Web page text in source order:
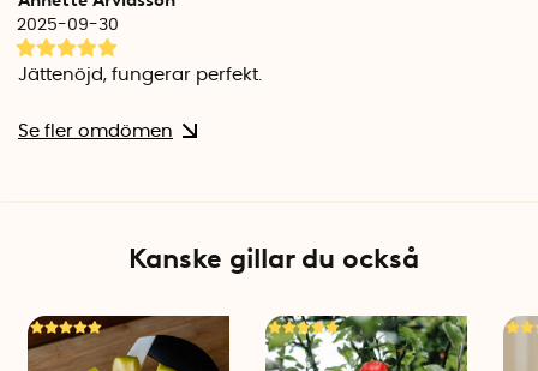
2025-09-30
Jättenöjd, fungerar perfekt.
Se fler omdömen
Kanske gillar du också